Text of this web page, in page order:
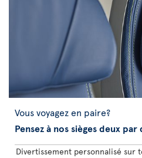
Vous voyagez en paire?
Pensez à nos sièges deux par
Divertissement personnalisé sur